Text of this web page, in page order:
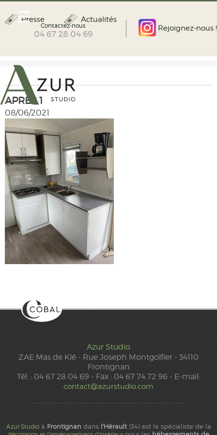
Rejoignez-nous !
Contactez-nous
04 67 28 04 69
Presse Actualités
APRES 1
08/06/2021
Azur Studio
ZAE Mas de Klé - Rue Joseph Montgolfier - 34110
Frontignan
Tél. : 04 67 28 04 69 - Fax : 04 67 74 72 96 - E-mail:
contact@azurstudio.com
Azur Studioà Frontignan dans l'Hérault(34) est le spécialiste de la